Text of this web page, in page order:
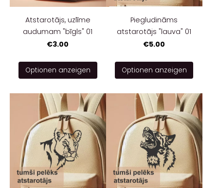
Atstarotājs, uzlīme
audumam "bīgls" 01
€3.00
Optionen anzeigen
Piegludināms
atstarotājs "lauva" 01
€5.00
Optionen anzeigen